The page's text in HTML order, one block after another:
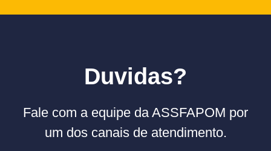
Duvidas?
Fale com a equipe da ASSFAPOM por
um dos canais de atendimento.